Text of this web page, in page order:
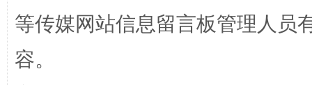
等传媒网站信息留言板管理人员
容。